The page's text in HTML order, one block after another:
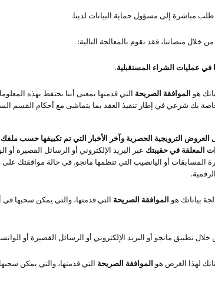
مباشرة إلى مسؤول حماية البيانات لدينا.
خلال منصاتنا، فقد نقوم بالمعالجة التالية:
في عمليات الشراء المستقبلية.
هو الموافقة الصريحة التي قدمتها بمعنى أننا نحتفظ بهذه
بك شرعي في إطار تنفيذ العقد بما يتماشى مع أحكام
العروض الترويجية الحصرية وآخر الأخبار التي تم تكييفها
المعلقة في حقيبتك عبر البريد الإلكتروني أو الرسائل القصيرة
المسابقات أو اليانصيب التي تنظمها مانجو. في حالة موافقتك
بياناتك هو الموافقة الصريحة التي قدمتها، والتي يمكن سحبها
خلال تطبيق مانجو أو البريد الإلكتروني أو الرسائل القصيرة أو
لهذا الغرض هو الموافقة الصريحة التي قدمتها، والتي يمكن